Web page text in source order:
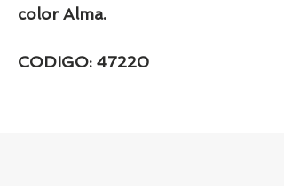
color Alma.
CODIGO: 47220